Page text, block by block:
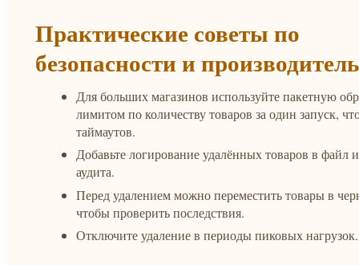
Практические советы по
безопасности и
Для больших магазинов используйте пакетную
лимитом по количеству товаров за один запуск,
таймаутов.
Добавьте логирование удалённых товаров в файл
аудита.
Перед удалением можно переместить товары в
чтобы проверить последствия.
Отключите удаление в периоды пиковых нагрузок.